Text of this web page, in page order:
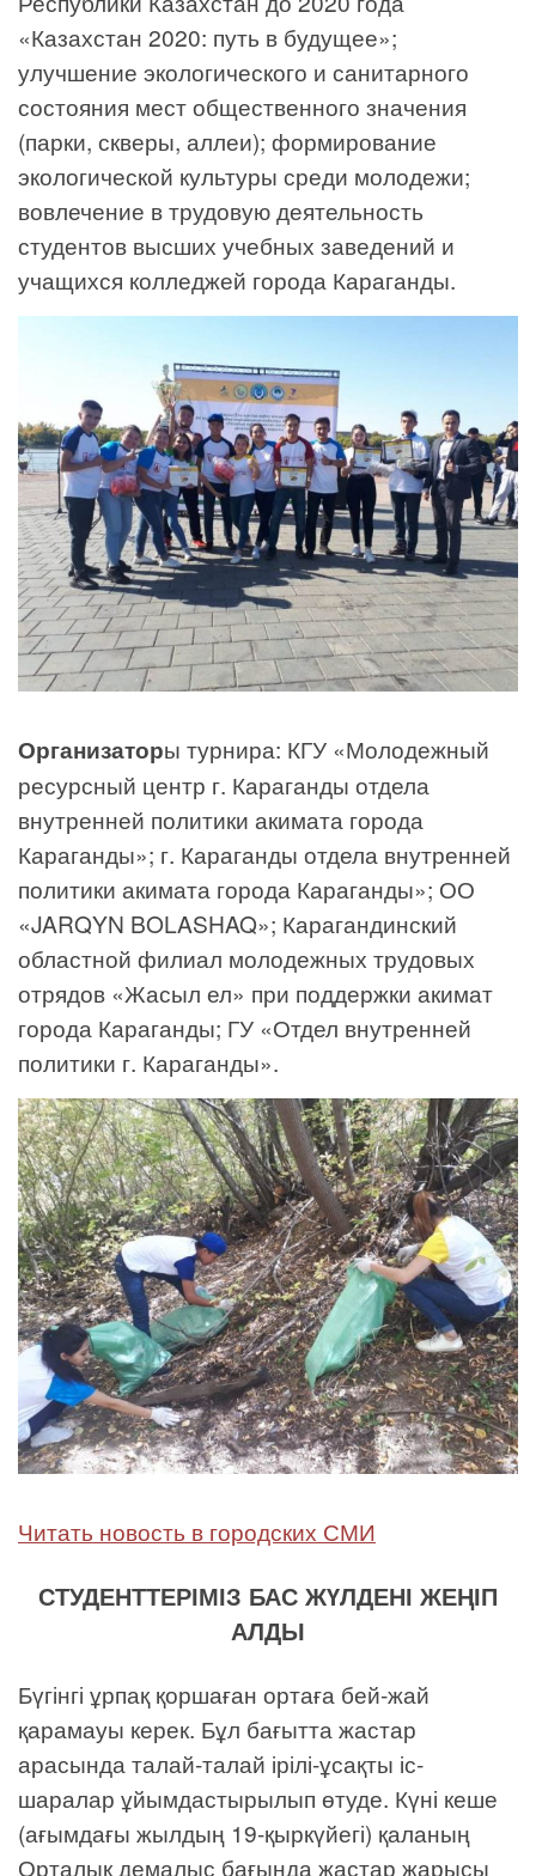
«Казахстан 2020: путь в будущее»;
улучшение экологического и санитарного
состояния мест общественного значения
(парки, скверы, аллеи); формирование
экологической культуры среди молодежи;
вовлечение в трудовую деятельность
студентов высших учебных заведений и
учащихся колледжей города Караганды.
Организаторы турнира: КГУ «Молодежный
ресурсный центр г. Караганды отдела
внутренней политики акимата города
Караганды»; г. Караганды отдела внутренней
политики акимата города Караганды»; ОО
«JARQYN BOLASHAQ»; Карагандинский
областной филиал молодежных трудовых
отрядов «Жасыл ел» при поддержки акимат
города Караганды; ГУ «Отдел внутренней
политики г. Караганды».
Читать новость в городских СМИ
СТУДЕНТТЕРІМІЗ БАС ЖҮЛДЕНІ ЖЕҢІП
АЛДЫ
Бүгінгі ұрпақ қоршаған ортаға бей-жай
қарамауы керек. Бұл бағытта жастар
арасында талай-талай ірілі-ұсақты іс-
шаралар ұйымдастырылып өтуде. Күні кеше
(ағымдағы жылдың 19-қыркүйегі) қаланың
Орталық демалыс бағында жастар жарысы